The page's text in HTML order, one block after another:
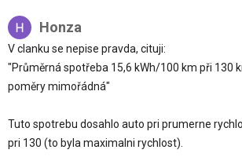
Honza
V clanku se nepise pravda, cituji:
"Průměrná spotřeba 15,6 kWh/100 km při 130
poměry mimořádná"
Tuto spotrebu dosahlo auto pri prumerne
pri 130 (to byla maximalni rychlost).